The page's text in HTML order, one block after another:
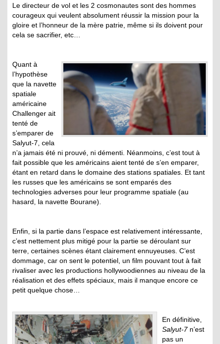
Le directeur de vol et les 2 cosmonautes sont des hommes
courageux qui veulent absolument réussir la mission pour la
gloire et l’honneur de la mère patrie, même si ils doivent pour
cela se sacrifier, etc…
Quant à
l’hypothèse
que la navette
spatiale
américaine
Challenger ait
tenté de
s’emparer de
Salyut-7, cela
n’a jamais été ni prouvé, ni démenti. Néanmoins, c’est tout à
fait possible que les américains aient tenté de s’en emparer,
étant en retard dans le domaine des stations spatiales. Et tant
les russes que les américains se sont emparés des
technologies adverses pour leur programme spatiale (au
hasard, la navette Bourane).
Enfin, si la partie dans l’espace est relativement intéressante,
c’est nettement plus mitigé pour la partie se déroulant sur
terre, certaines scènes étant clairement ennuyeuses. C’est
dommage, car on sent le potentiel, un film pouvant tout à fait
rivaliser avec les productions hollywoodiennes au niveau de la
réalisation et des effets spéciaux, mais il manque encore ce
petit quelque chose…
En définitive,
Salyut-7n’est
pas un